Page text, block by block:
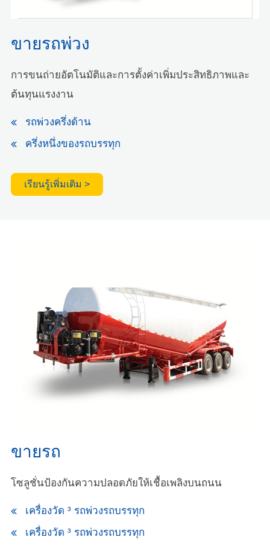
ขายรถพ่วง
การขนถ่ายอัตโนมัติและการตั้งค่าเพิ่มประสิทธิภาพและ
ต้นทุนแรงงาน
รถพ่วงครึ่งด้าน
ครึ่งหนึ่งของรถบรรทุก
เรียนรู้เพิ่มเติม >
ขายรถ
โซลูชั่นป้องกันความปลอดภัยให้เชื้อเพลิงบนถนน
เครื่องวัด ³ รถพ่วงรถบรรทุก
เครื่องวัด ³ รถพ่วงรถบรรทุก